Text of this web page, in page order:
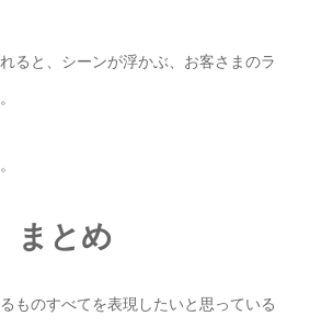
ると、シーンが浮かぶ、お客さまのラ
まとめ
ものすべてを表現したいと思っている